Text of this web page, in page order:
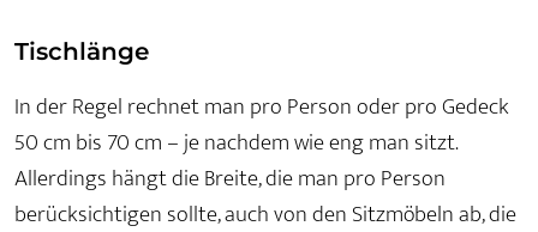
Tischlänge
In der Regel rechnet man pro Person oder pro Gedeck
50 cm bis 70 cm – je nachdem wie eng man sitzt.
Allerdings hängt die Breite, die man pro Person
berücksichtigen sollte, auch von den Sitzmöbeln ab, die